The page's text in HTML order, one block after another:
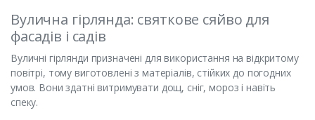
Вулична гірлянда: святкове сяйво для
фасадів і садів
Вуличні гірлянди призначені для використання на відкритому
повітрі, тому виготовлені з матеріалів, стійких до погодних
умов. Вони здатні витримувати дощ, сніг, мороз і навіть
спеку.